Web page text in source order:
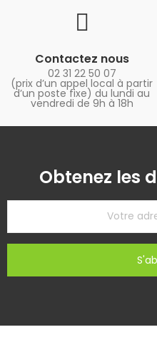
Contactez nous
02 31 22 50 07
(prix d’un appel local à partir
d’un poste fixe) du lundi au
vendredi de 9h à 18h
Obtenez les